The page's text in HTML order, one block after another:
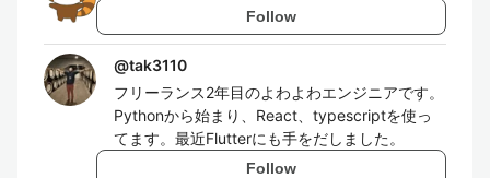
Follow
@tak3110
フリーランス2年目のよわよわエンジニアです。
Pythonから始まり、React、typescriptを使っ
てます。最近Flutterにも手をだしました。
Follow